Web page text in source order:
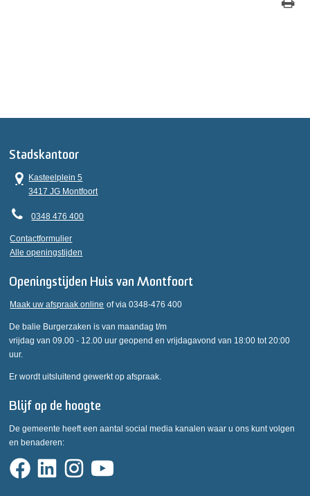
Stadskantoor
Kasteelplein 5
3417 JG Montfoort
0348 476 400
Contactformulier
Alle openingstijden
Openingstijden Huis van Montfoort
Maak uw afspraak online of via 0348-476 400
De balie Burgerzaken is van maandag t/m
vrijdag van 09.00 - 12.00 uur geopend en vrijdagavond van 18:00 tot 20:00
uur.
Er wordt uitsluitend gewerkt op afspraak.
Blijf op de hoogte
De gemeente heeft een aantal social media kanalen waar u ons kunt volgen
en benaderen: